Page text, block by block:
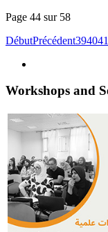
Page 44 sur 58
DébutPrécédent394041
Workshops and